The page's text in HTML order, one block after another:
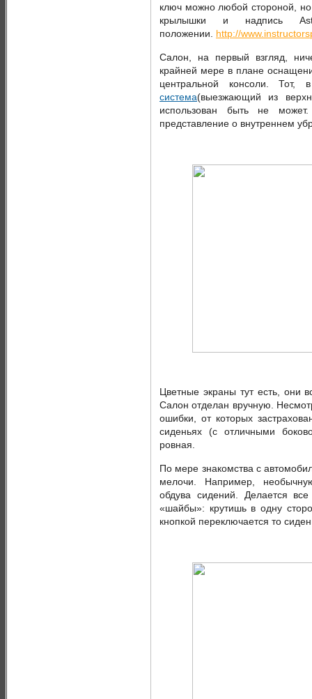
ключ можно любой стороной,
крылышки и надпись
положении. http://
Салон, на первый взгляд,
крайней мере в плане
центральной консоли. Тот,
система(выезжающий из
использован быть не
представление о внутреннем
Цветные экраны тут есть, они
Салон отделан вручную.
ошибки, от которых
сиденьях (с отличными
ровная.
По мере знакомства с
мелочи. Например,
обдува сидений. Делается
«шайбы»: крутишь в одну
кнопкой переключается то